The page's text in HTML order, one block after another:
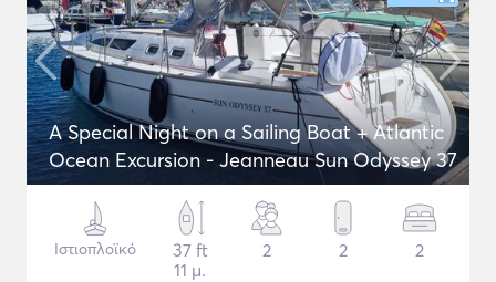
A Special Night on a Sailing Boat + Atlantic
Ocean Excursion - Jeanneau Sun Odyssey 37
Ιστιοπλοϊκό
37 ft
11 μ.
2 2 2